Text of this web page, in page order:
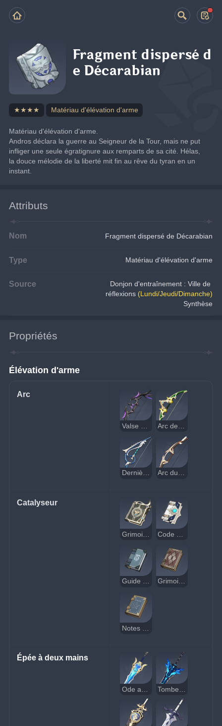
Fragment dispersé d
e Décarabian
★★★★ Matériau d'élévation d'arme
Matériau d'élévation d'arme.
Andros déclara la guerre au Seigneur de la Tour, mais ne put
infliger une seule égratignure aux remparts de sa cité. Hélas,
la douce mélodie de la liberté mit fin au rêve du tyran en un
instant.
Attributs
Nom Fragment dispersé de Décarabian
Type Matériau d'élévation d'arme
Source
Donjon d'entraînement : Ville de
réflexions (Lundi/Jeudi/Dimanche)
Synthèse
Propriétés
Élévation d'arme
Arc
Dernière corde Arc du corbeau
Catalyseur
Grimoire royal
Guide de magie Grimoire de poche
Épée à deux mains